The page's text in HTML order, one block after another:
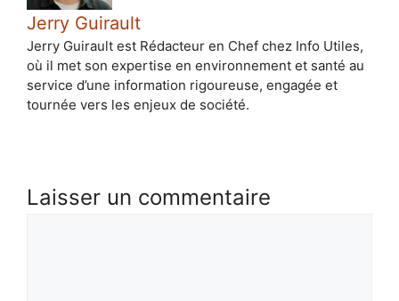
Jerry Guirault
Jerry Guirault est Rédacteur en Chef chez Info Utiles,
où il met son expertise en environnement et santé au
service d’une information rigoureuse, engagée et
tournée vers les enjeux de société.
Laisser un commentaire